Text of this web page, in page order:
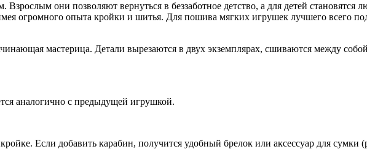
они позволяют вернуться в беззаботное детство, а для детей
огромного опыта кройки и шитья. Для пошива мягких игрушек лучшего всего
мастерица. Детали вырезаются в двух экземплярах, сшиваются между
аналогично с предыдущей игрушкой.
Если добавить карабин, получится удобный брелок или аксессуар для сумки